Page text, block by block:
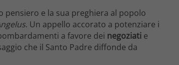
pensiero e la sua preghiera al popolo
. Un appello accorato a potenziare i
a favore dei negoziati e
che il Santo Padre diffonde da